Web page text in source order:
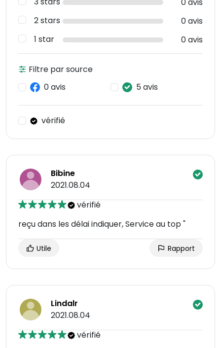
2 stars
0 avis
1 star
0 avis
Filtre par source
0 avis
5 avis
vérifié
Bibine
2021.08.04
vérifié
reçu dans les délai indiquer, Service au top "
Utile Rapport
Lindalr
2021.08.04
vérifié